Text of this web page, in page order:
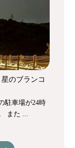
のブランコ
駐車場が24時
また ...